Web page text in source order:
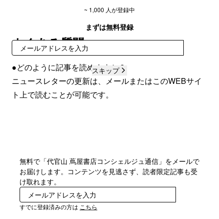
よくある質問
●どのように記事を読めますか？
ニュースレターの更新は、メールまたはこのWEBサイ
ト上で読むことが可能です。
無料で「代官山 蔦屋書店コンシェルジュ通信」をメールで
お届けします。コンテンツを見逃さず、読者限定記事も受
け取れます。
すでに登録済みの方は こちら
~ 1,000 人が登録中
まずは無料登録
スキップ